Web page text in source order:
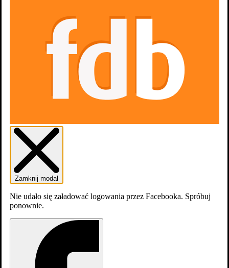
Zaloguj sięZałóź konto
Zamknij modal
Nie udało się załadować logowania przez Facebooka. Spróbuj
ponownie.